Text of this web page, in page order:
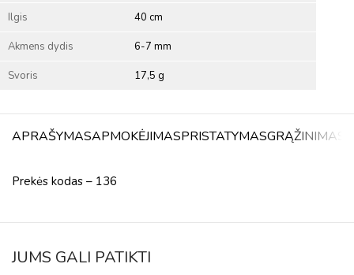
Ilgis 40 cm
Akmens dydis 6-7 mm
Svoris 17,5 g
APRAŠYMASAPMOKĖJIMASPRISTATYMASGRĄŽINIMAS
Prekės kodas – 136
JUMS GALI PATIKTI